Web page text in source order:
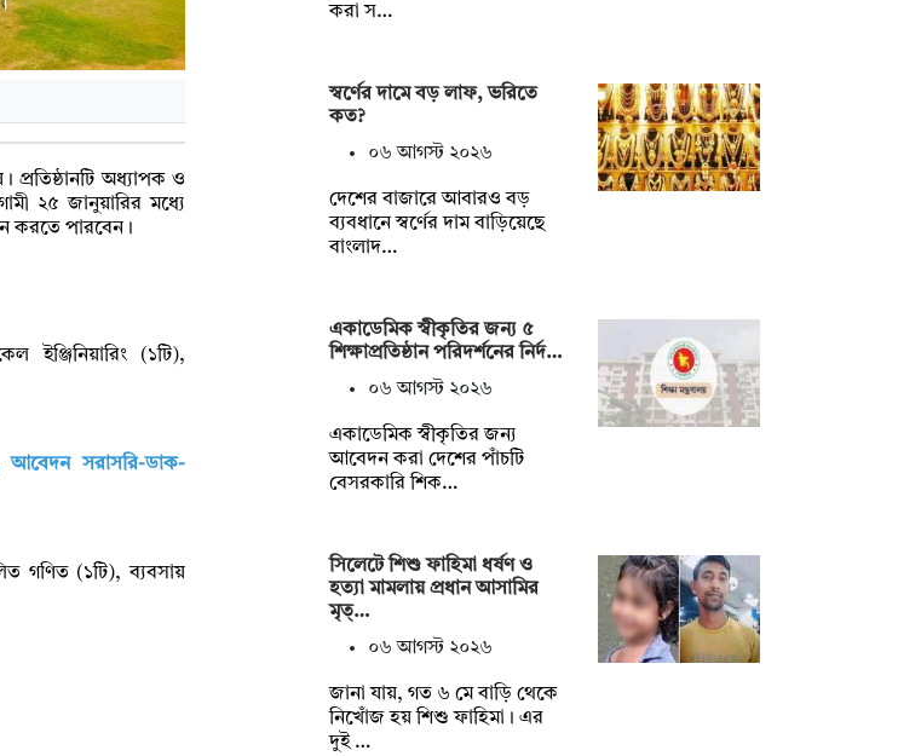
প্রতিষ্ঠানটি অধ্যাপক ও
২৫ জানুয়ারির মধ্যে
করতে পারবেন।
ইঞ্জিনিয়ারিং (১টি),
আবেদন সরাসরি-ডাক-
গণিত (১টি), ব্যবসায়
করা স…
স্বর্ণের দামে বড় লাফ, ভরিতে
কত?
০৬ আগস্ট ২০২৬
দেশের বাজারে আবারও বড়
ব্যবধানে স্বর্ণের দাম বাড়িয়েছে
বাংলাদ…
একাডেমিক স্বীকৃতির জন্য ৫
শিক্ষাপ্রতিষ্ঠান পরিদর্শনের নির্দ…
০৬ আগস্ট ২০২৬
একাডেমিক স্বীকৃতির জন্য
আবেদন করা দেশের পাঁচটি
বেসরকারি শিক…
সিলেটে শিশু ফাহিমা ধর্ষণ ও
হত্যা মামলায় প্রধান আসামির
মৃত্…
০৬ আগস্ট ২০২৬
জানা যায়, গত ৬ মে বাড়ি থেকে
নিখোঁজ হয় শিশু ফাহিমা। এর
দুই …